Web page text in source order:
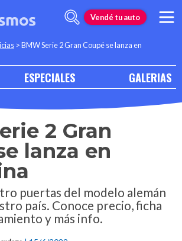
Vendé tu auto
>BMW Serie 2 Gran Coupé se lanza en
ESPECIALES GALERIAS
2 Gran
lanza en
puertas del modelo alemán
país. Conoce precio, ficha
y más info.